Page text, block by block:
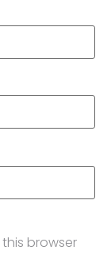
browser